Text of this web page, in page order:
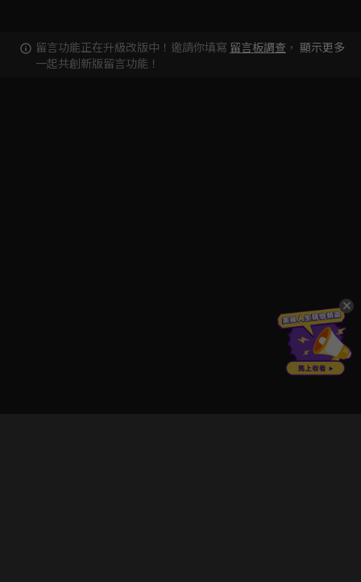
留言功能正在升級改版中！邀請你填寫 留言板調查 ，
一起共創新版留言功能！
顯示更多